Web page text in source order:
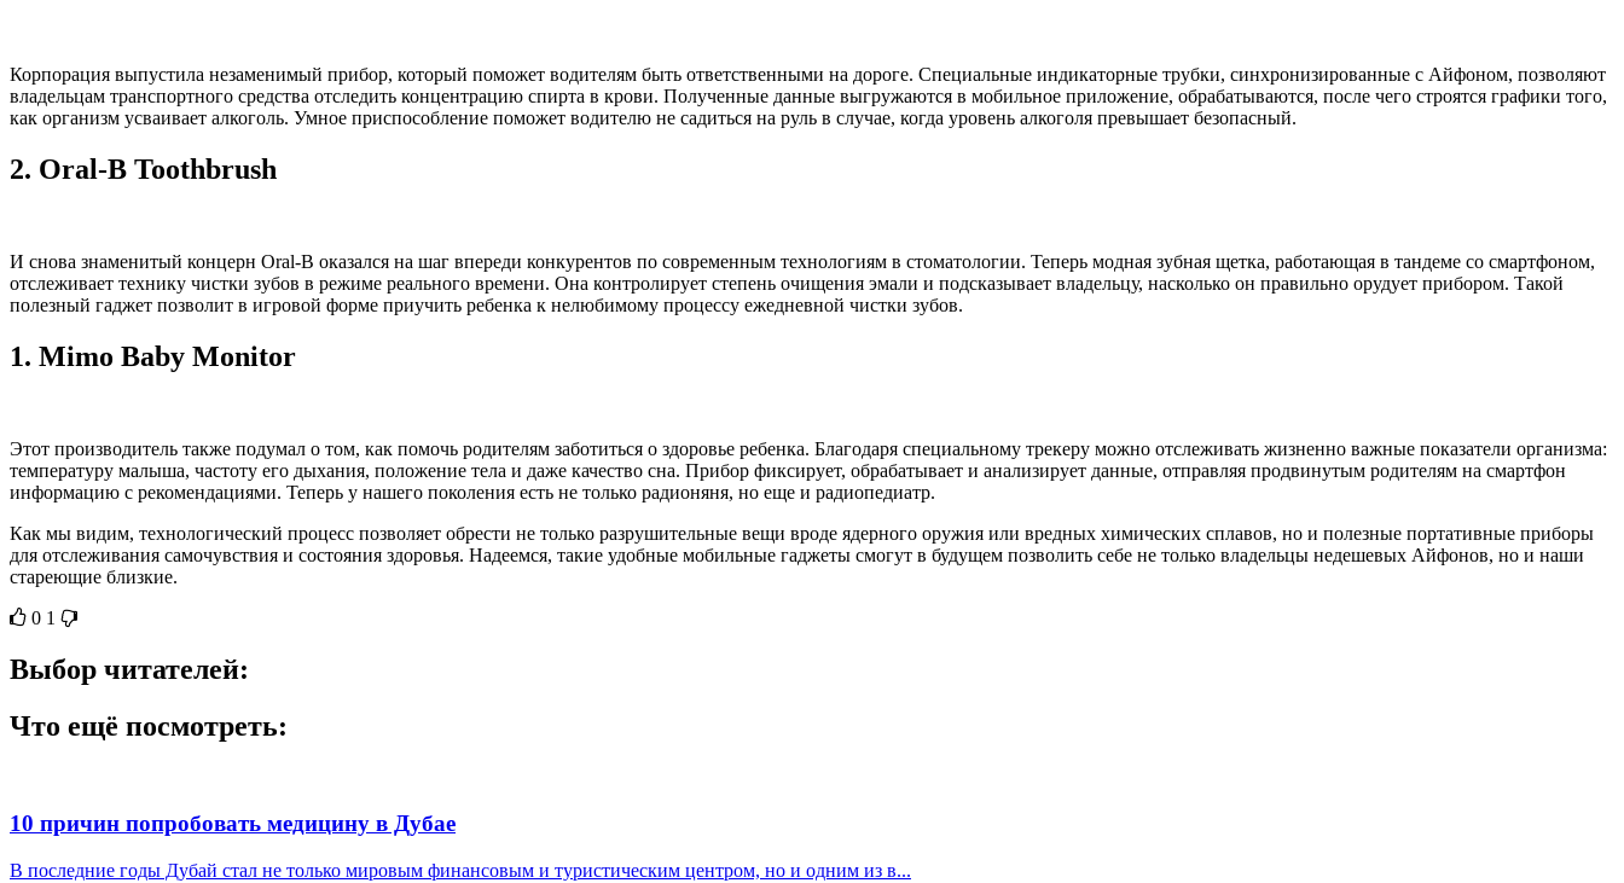
Корпорация выпустила незаменимый прибор, который поможет водителям быть ответственными на дороге. Специальные индикаторные трубки, синхронизированные с Айфоном, позволяют
владельцам транспортного средства отследить концентрацию спирта в крови. Полученные данные выгружаются в мобильное приложение, обрабатываются, после чего строятся графики того,
как организм усваивает алкоголь. Умное приспособление поможет водителю не садиться на руль в случае, когда уровень алкоголя превышает безопасный.
2. Oral-B Toothbrush
И снова знаменитый концерн Oral-B оказался на шаг впереди конкурентов по современным технологиям в стоматологии. Теперь модная зубная щетка, работающая в тандеме со смартфоном,
отслеживает технику чистки зубов в режиме реального времени. Она контролирует степень очищения эмали и подсказывает владельцу, насколько он правильно орудует прибором. Такой
полезный гаджет позволит в игровой форме приучить ребенка к нелюбимому процессу ежедневной чистки зубов.
1. Mimo Baby Monitor
Этот производитель также подумал о том, как помочь родителям заботиться о здоровье ребенка. Благодаря специальному трекеру можно отслеживать жизненно важные показатели организма:
температуру малыша, частоту его дыхания, положение тела и даже качество сна. Прибор фиксирует, обрабатывает и анализирует данные, отправляя продвинутым родителям на смартфон
информацию с рекомендациями. Теперь у нашего поколения есть не только радионяня, но еще и радиопедиатр.
Как мы видим, технологический процесс позволяет обрести не только разрушительные вещи вроде ядерного оружия или вредных химических сплавов, но и полезные портативные приборы
для отслеживания самочувствия и состояния здоровья. Надеемся, такие удобные мобильные гаджеты смогут в будущем позволить себе не только владельцы недешевых Айфонов, но и наши
стареющие близкие.
0 1
Выбор читателей:
Что ещё посмотреть:
10 причин попробовать медицину в Дубае
В последние годы Дубай стал не только мировым финансовым и туристическим центром, но и одним из в...